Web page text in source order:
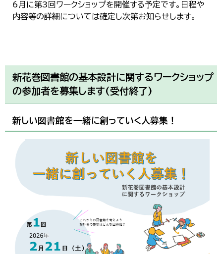
6月に第3回ワークショップを開催する予定です。日程や
内容等の詳細については確定し次第お知らせします。
新花巻図書館の基本設計に関するワークショップ
の参加者を募集します(受付終了)
新しい図書館を一緒に創っていく人募集！